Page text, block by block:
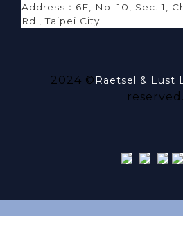
Address ： 6F, No. 10, Sec. 1,
Rd., Taipei City
2024 © Raetsel & Lust
reserved.